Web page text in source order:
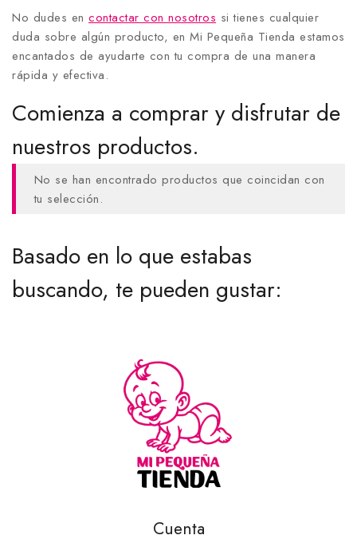
No dudes en contactar con nosotros si tienes cualquier
duda sobre algún producto, en Mi Pequeña Tienda estamos
encantados de ayudarte con tu compra de una manera
rápida y efectiva.
Comienza a comprar y disfrutar de
nuestros productos.
No se han encontrado productos que coincidan con
tu selección.
Basado en lo que estabas
buscando, te pueden gustar:
Cuenta